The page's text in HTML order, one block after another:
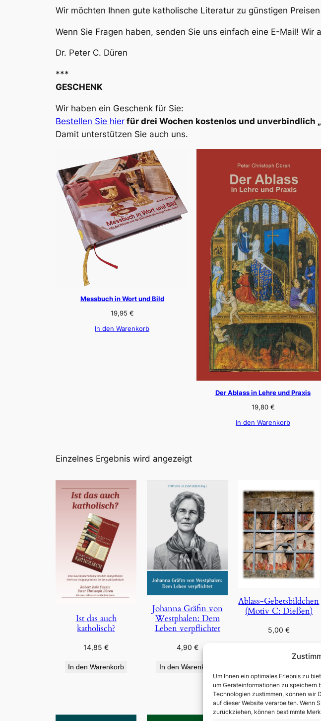
Um Ihnen ein optimales Erlebnis zu
um Geräteinformationen zu speichern
Technologien zustimmen, können wir
auf dieser Website verarbeiten. Wenn
zurückziehen, können bestimmte
Wir möchten Ihnen gute katholische Literatur zu günstigen
Wenn Sie Fragen haben, senden Sie uns einfach eine E-Mail! Wir
Dr. Peter C. Düren
***
GESCHENK
Wir haben ein Geschenk für Sie:
Bestellen Sie hier für drei Wochen kostenlos und unverbindlich
Damit unterstützen Sie auch uns.
Messbuch in Wort und Bild
19,95 €
In den Warenkorb
Der Ablass in Lehre und Praxis
19,80 €
In den Warenkorb
Einzelnes Ergebnis wird angezeigt
Ist das auch
katholisch?
14,85€
In den Warenkorb
Johanna Gräfin von
Westphalen: Dem
Leben verpflichtet
4,90 €
In den Warenkorb
Ablass-Gebetsbildchen
(Motiv C: Dießen)
5,00 €